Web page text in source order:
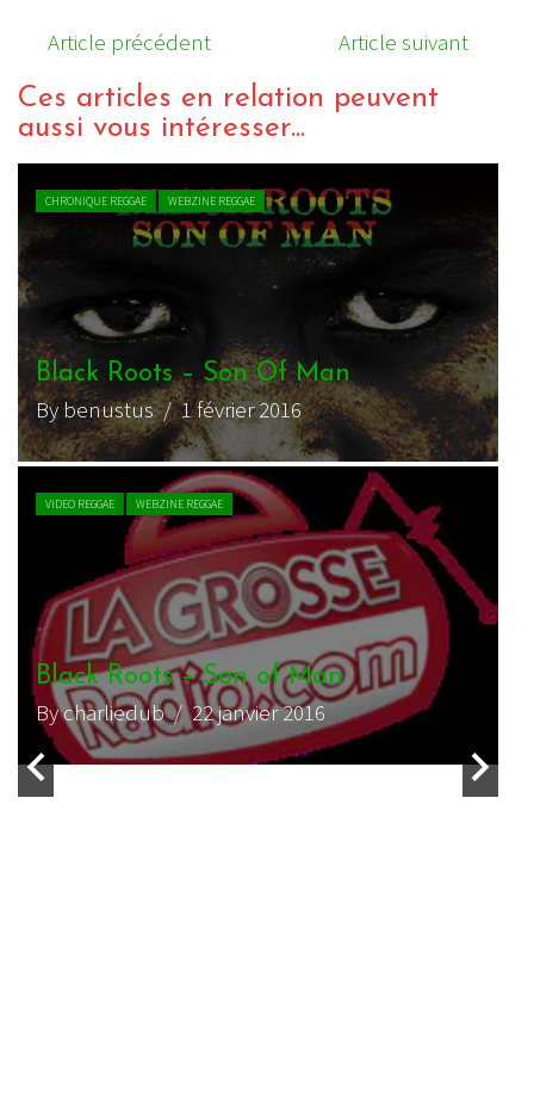
Article précédent Article suivant
Ces articles en relation peuvent
aussi vous intéresser...
ACTU REGGAE WEBZINE REGGAE
Nomade Reggae Festival –
(74) – 4 au 6 août 2017
By charliedub/ 2 août 2017
CHRONIQUE REGGAE WEBZINE REGGAE
Black Roots – I Believe EP
By Tarpon/ 4 mai 2017